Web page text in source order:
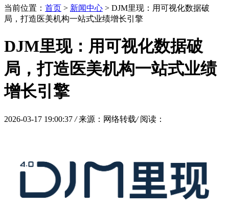
当前位置： 首页 > 新闻中心 > DJM里现：用可视化数据破
局，打造医美机构一站式业绩增长引擎
DJM里现：用可视化数据破
局，打造医美机构一站式业绩
增长引擎
2026-03-17 19:00:37 / 来源：网络转载/ 阅读：